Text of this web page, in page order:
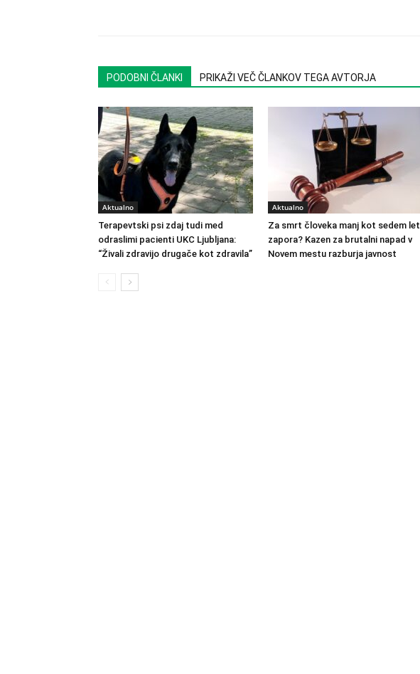
PODOBNI ČLANKI PRIKAŽI VEČ ČLANKOV TEGA AVTORJA
Aktualno
Terapevtski psi zdaj tudi med
odraslimi pacienti UKC Ljubljana:
“Živali zdravijo drugače kot zdravila”
Aktualno
Za smrt človeka manj kot sedem let
zapora? Kazen za brutalni napad v
Novem mestu razburja javnost